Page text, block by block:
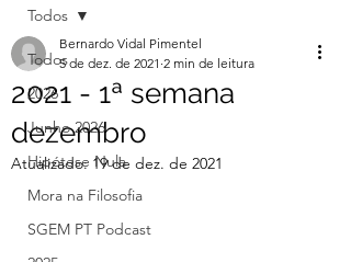
Todos
2026
Junho 2026
Hipótese Nula
Mora na Filosofia
SGEM PT Podcast
Todos
2021 - 1ª semana
dezembro
Bernardo Vidal Pimentel
5 de dez. de 2021 2 min de leitura
Atualizado: 19 de dez. de 2021